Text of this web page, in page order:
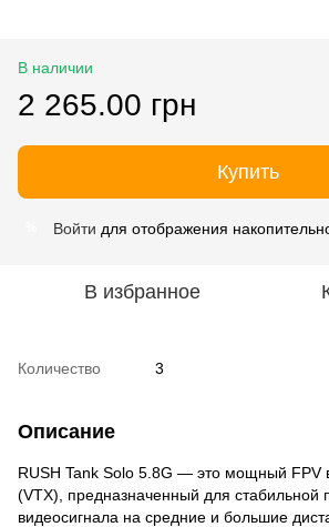
В наличии
2 265.00 грн
Купить
Войти для отображения
В избранное
Количество 3
Описание
RUSH Tank Solo 5.8G — это мощный FPV
(VTX), предназначенный для стабильной
видеосигнала на средние и большие